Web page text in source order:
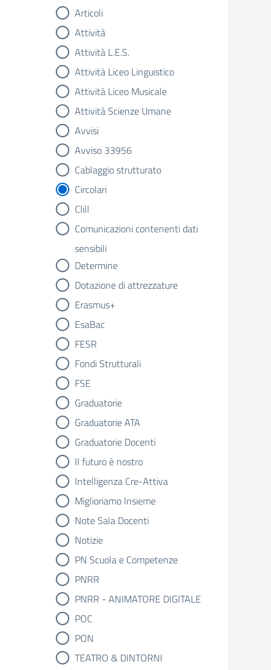
tipologia di articoli
Articoli
Attività
Attività L.E.S.
Attività Liceo Linguistico
Attività Liceo Musicale
Attività Scienze Umane
Avvisi
Avviso 33956
Cablaggio strutturato
Circolari
Clill
Comunicazioni contenenti dati
sensibili
Determine
Dotazione di attrezzature
Erasmus+
EsaBac
FESR
Fondi Strutturali
FSE
Graduatorie
Graduatorie ATA
Graduatorie Docenti
Il futuro è nostro
Intelligenza Cre-Attiva
Miglioriamo Insieme
Note Sala Docenti
Notizie
PN Scuola e Competenze
PNRR
PNRR - ANIMATORE DIGITALE
POC
PON
TEATRO & DINTORNI